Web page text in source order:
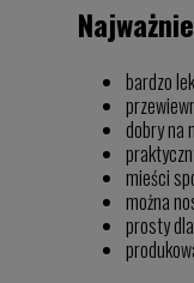
bardzo
dobry na
mieści
można
prosty